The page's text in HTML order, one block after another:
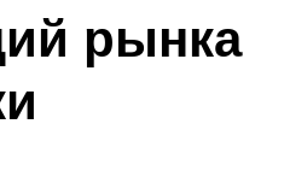
рынка